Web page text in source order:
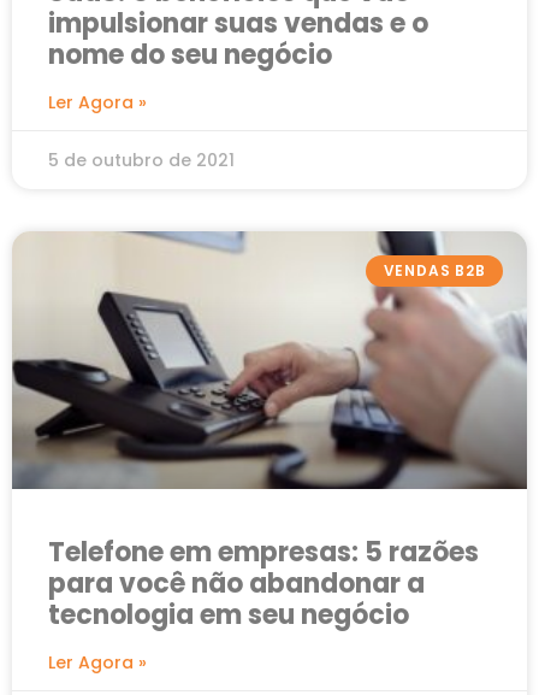
impulsionar suas vendas e o
nome do seu negócio
Ler Agora »
5 de outubro de 2021
VENDAS B2B
Telefone em empresas: 5 razões
para você não abandonar a
tecnologia em seu negócio
Ler Agora »